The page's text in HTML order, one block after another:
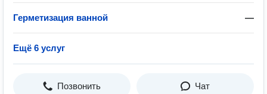
Герметизация ванной —
Ещё 6 услуг
Позвонить Чат